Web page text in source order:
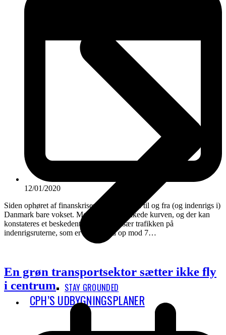
STAY GROUNDED
CPH’S UDBYGNINGSPLANER
12/01/2020
Siden ophøret af finanskrisen er flyvningen til og fra (og indenrigs i)
Danmark bare vokset. Men i 2019 knækkede kurven, og der kan
konstateres et beskedent fald. Det er især trafikken på
indenrigsruterne, som er faldet med op mod 7…
En grøn transportsektor sætter ikke fly
i centrum